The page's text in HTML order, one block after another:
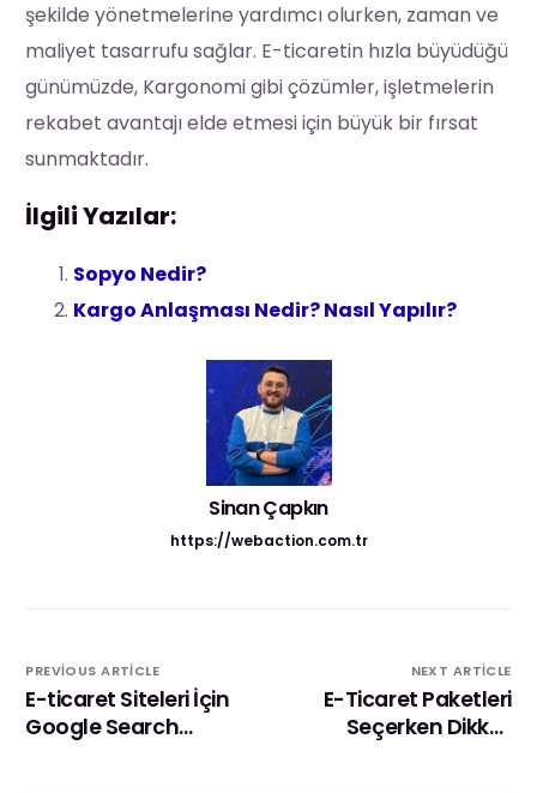
şekilde yönetmelerine yardımcı olurken, zaman ve
maliyet tasarrufu sağlar. E-ticaretin hızla büyüdüğü
günümüzde, Kargonomi gibi çözümler, işletmelerin
rekabet avantajı elde etmesi için büyük bir fırsat
sunmaktadır.
İlgili Yazılar:
Sopyo Nedir?
Kargo Anlaşması Nedir? Nasıl Yapılır?
Sinan Çapkın
https://webaction.com.tr
PREVIOUS ARTICLE
E-ticaret Siteleri İçin
Google Search
NEXT ARTICLE
E-Ticaret Paketleri
Seçerken Dikkat